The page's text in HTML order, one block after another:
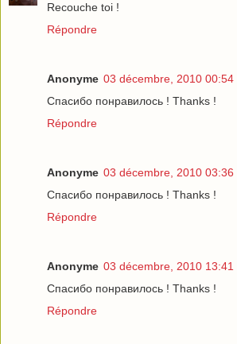
Recouche toi !
Répondre
Anonyme 03 décembre, 2010 00:54
Спасибо понравилось ! Thanks !
Répondre
Anonyme 03 décembre, 2010 03:36
Спасибо понравилось ! Thanks !
Répondre
Anonyme 03 décembre, 2010 13:41
Спасибо понравилось ! Thanks !
Répondre